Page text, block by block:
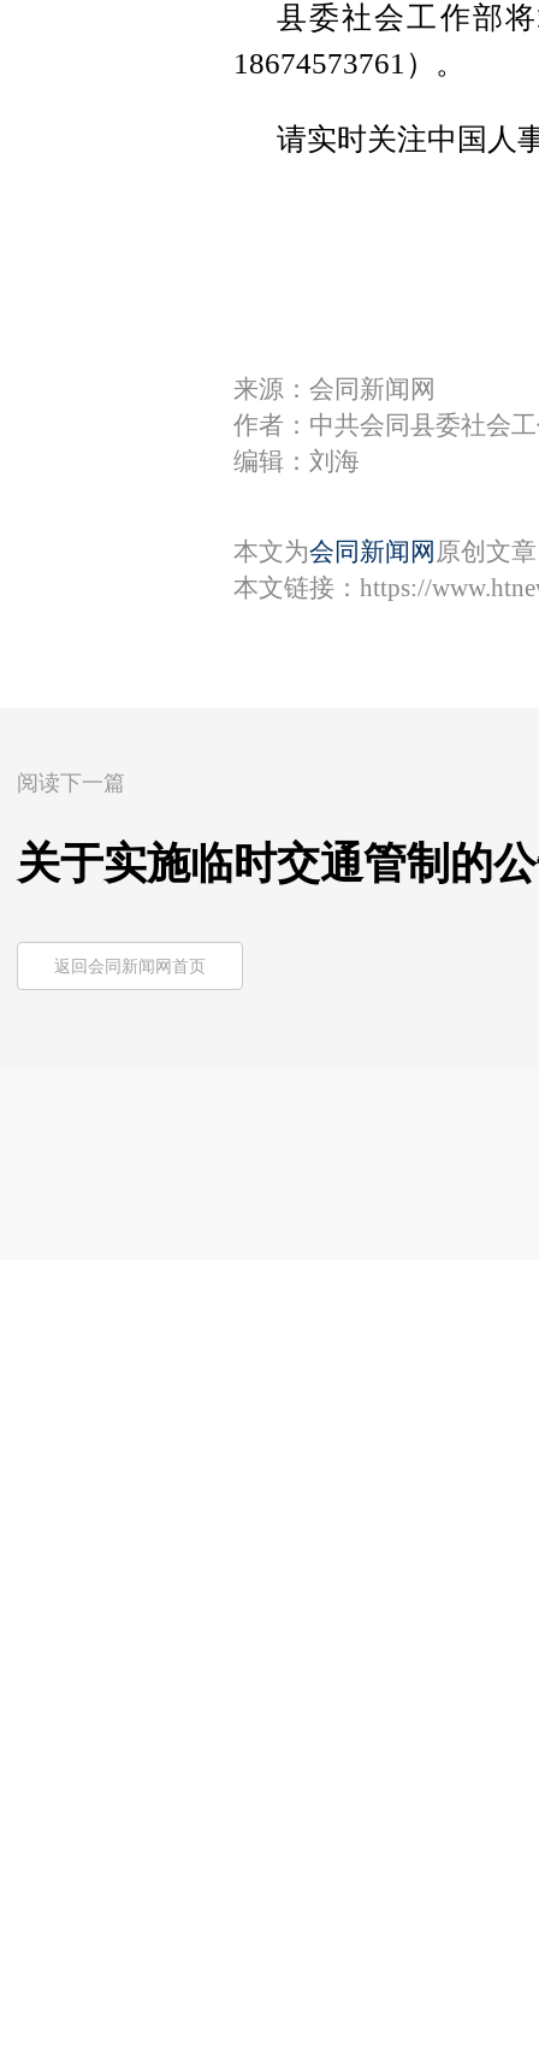
县委社会工作部
18674573761）。
请实时关注中国人
来源：会同新闻网
作者：中共会同县委社会
编辑：刘海
本文为会同新闻网 原创文
本文链接： https://
阅读下一篇
关于实施临时交通管制的
返回会同新闻网首页